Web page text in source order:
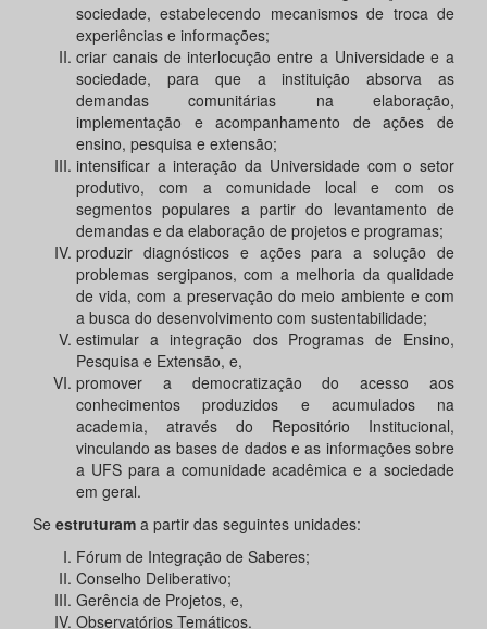
sociedade, estabelecendo mecanismos de troca de
experiências e informações;
criar canais de interlocução entre a Universidade e a
sociedade, para que a instituição absorva as
demandas comunitárias na elaboração,
implementação e acompanhamento de ações de
ensino, pesquisa e extensão;
intensificar a interação da Universidade com o setor
produtivo, com a comunidade local e com os
segmentos populares a partir do levantamento de
demandas e da elaboração de projetos e programas;
produzir diagnósticos e ações para a solução de
problemas sergipanos, com a melhoria da qualidade
de vida, com a preservação do meio ambiente e com
a busca do desenvolvimento com sustentabilidade;
estimular a integração dos Programas de Ensino,
Pesquisa e Extensão, e,
promover a democratização do acesso aos
conhecimentos produzidos e acumulados na
academia, através do Repositório Institucional,
vinculando as bases de dados e as informações sobre
a UFS para a comunidade acadêmica e a sociedade
em geral.
Se estruturam a partir das seguintes unidades:
Fórum de Integração de Saberes;
Conselho Deliberativo;
Gerência de Projetos, e,
Observatórios Temáticos.